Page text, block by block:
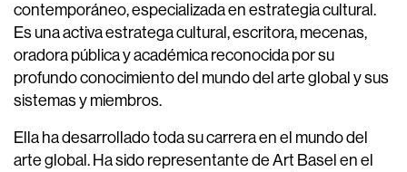
contemporáneo, especializada en estrategia cultural.
Es una activa estratega cultural, escritora, mecenas,
oradora pública y académica reconocida por su
profundo conocimiento del mundo del arte global y sus
sistemas y miembros.
Ella ha desarrollado toda su carrera en el mundo del
arte global. Ha sido representante de Art Basel en el